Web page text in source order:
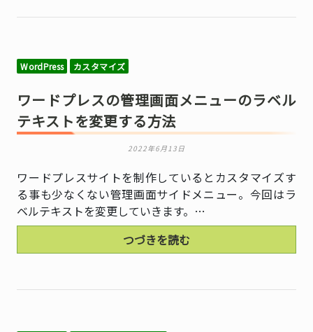
WordPress カスタマイズ
ワードプレスの管理画面メニューのラベル
テキストを変更する方法
2022年6月13日
ワードプレスサイトを制作しているとカスタマイズす
る事も少なくない管理画面サイドメニュー。今回はラ
ベルテキストを変更していきます。…
つづきを読む